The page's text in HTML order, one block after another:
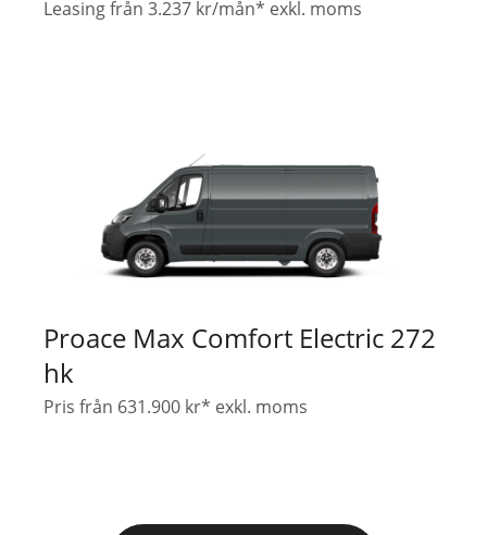
Leasing från 3.237 kr/mån* exkl. moms
Proace Max Comfort Electric 272
hk
Pris från 631.900 kr* exkl. moms